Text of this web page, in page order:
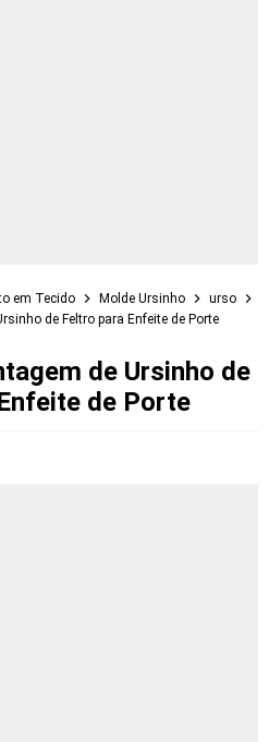
em Tecido Molde Ursinho
urso
de Feltro para Enfeite de Porte
de Ursinho de
de Porte